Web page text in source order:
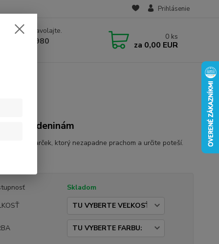
Prihlásenie
si rady? Zavolajte.
582 980 0 ks
za 0,00 EUR
k narodeninám
ideálny darček, ktorý nezapadne prachom a určite poteší.
Skladom